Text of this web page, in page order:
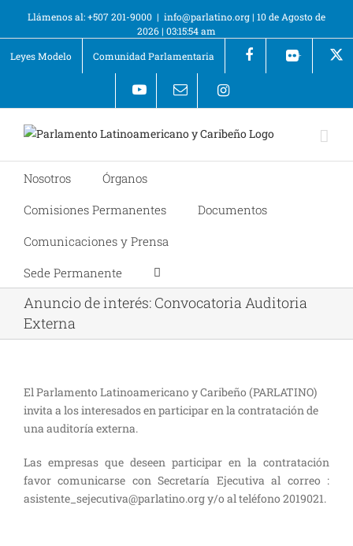
Llámenos al: +507 201-9000 | info@parlatino.org| 10 de Agosto de
2026| 03:15:54 am
Leyes Modelo
Comunidad Parlamentaria +
Nosotros
Órganos
Comisiones Permanentes
Documentos
Comunicaciones y Prensa
Sede Permanente
Anuncio de interés: Convocatoria Auditoria
Externa
El Parlamento Latinoamericano y Caribeño (PARLATINO)
invita a los interesados en participar en la contratación de
una auditoría externa.
Las empresas que deseen participar en la contratación
favor comunicarse con Secretaría Ejecutiva al correo :
asistente_sejecutiva@parlatino.org y/o al teléfono 2019021.